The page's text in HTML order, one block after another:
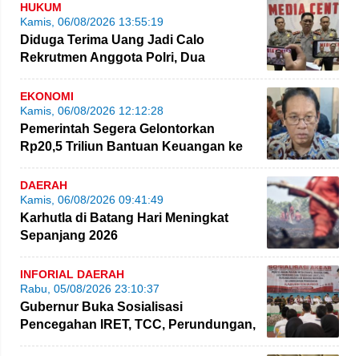
HUKUM
Kamis, 06/08/2026 13:55:19
Diduga Terima Uang Jadi Calo
Rekrutmen Anggota Polri, Dua
EKONOMI
Kamis, 06/08/2026 12:12:28
Pemerintah Segera Gelontorkan
Rp20,5 Triliun Bantuan Keuangan ke
DAERAH
Kamis, 06/08/2026 09:41:49
Karhutla di Batang Hari Meningkat
Sepanjang 2026
INFORIAL DAERAH
Rabu, 05/08/2026 23:10:37
Gubernur Buka Sosialisasi
Pencegahan IRET, TCC, Perundungan,